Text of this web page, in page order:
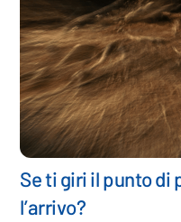
Se ti giri il punto di
l’arrivo?